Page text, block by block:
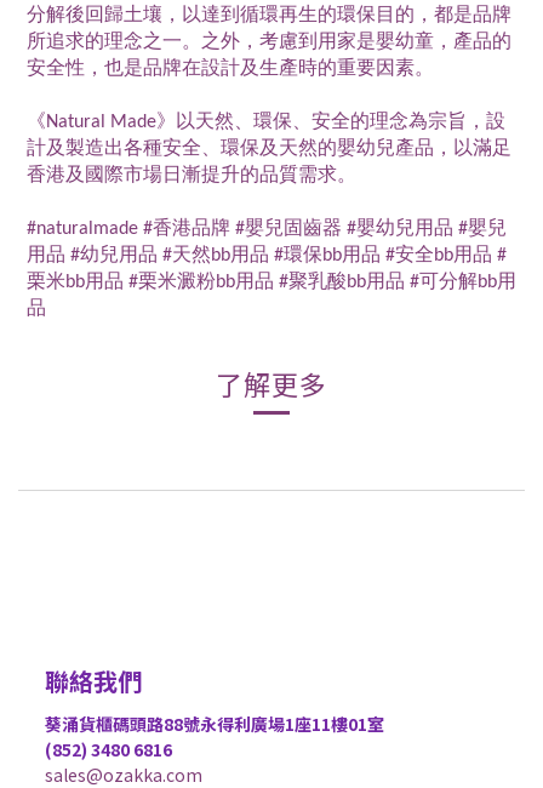
分解後回歸土壤，以達到循環再生的環保目的，都是品牌
所追求的理念之一。之外，考慮到用家是嬰幼童，產品的
安全性，也是品牌在設計及生產時的重要因素。
《Natural Made》以天然、環保、安全的理念為宗旨，設
計及製造出各種安全、環保及天然的嬰幼兒產品，以滿足
香港及國際市場日漸提升的品質需求。
#naturalmade #香港品牌 #嬰兒固齒器 #嬰幼兒用品 #嬰兒
用品 #幼兒用品 #天然bb用品 #環保bb用品 #安全bb用品 #
栗米bb用品 #栗米澱粉bb用品 #聚乳酸bb用品 #可分解bb用
品
了解更多
聯絡我們
葵涌貨櫃碼頭路88號永得利廣場1座11樓01室
(852) 3480 6816
sales@ozakka.com